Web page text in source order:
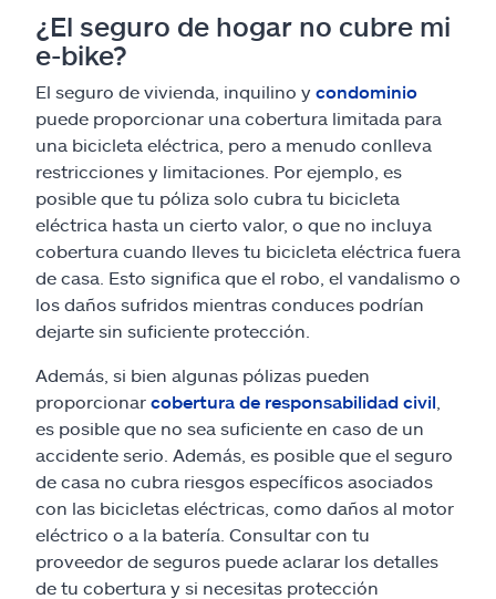
¿El seguro de hogar no cubre mi
e-bike?
El seguro de vivienda, inquilino y condominio
puede proporcionar una cobertura limitada para
una bicicleta eléctrica, pero a menudo conlleva
restricciones y limitaciones. Por ejemplo, es
posible que tu póliza solo cubra tu bicicleta
eléctrica hasta un cierto valor, o que no incluya
cobertura cuando lleves tu bicicleta eléctrica fuera
de casa. Esto significa que el robo, el vandalismo o
los daños sufridos mientras conduces podrían
dejarte sin suficiente protección.
Además, si bien algunas pólizas pueden
proporcionar cobertura de responsabilidad civil
es posible que no sea suficiente en caso de un
accidente serio. Además, es posible que el seguro
de casa no cubra riesgos específicos asociados
con las bicicletas eléctricas, como daños al motor
eléctrico o a la batería. Consultar con tu
proveedor de seguros puede aclarar los detalles
de tu cobertura y si necesitas protección